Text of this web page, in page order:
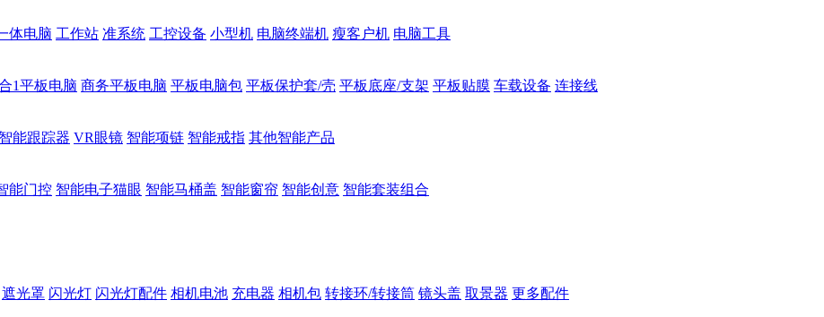
体电脑 工作站 准系统 工控设备 小型机 电脑终端机 瘦客户机 电脑工具
1平板电脑 商务平板电脑 平板电脑包 平板保护套/壳 平板底座/支架 平板贴膜 车载设备 连接线
智能跟踪器 VR眼镜 智能项链 智能戒指 其他智能产品
能门控 智能电子猫眼 智能马桶盖 智能窗帘 智能创意 智能套装组合
遮光罩 闪光灯 闪光灯配件 相机电池 充电器 相机包 转接环/转接筒 镜头盖 取景器 更多配件